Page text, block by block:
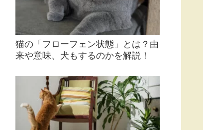
猫の「フローフェン状態」とは？由
来や意味、犬もするのかを解説！